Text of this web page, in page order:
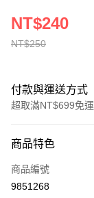
NT$250
NT$240
付款與運送方式
超取滿NT$699免運
信用卡一次付款
超商取貨付款
商品特色
商品編號
9851268